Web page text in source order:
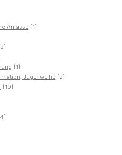
Anlässe 11
33
11
Produkt
Jugenweihe 33
1010
44